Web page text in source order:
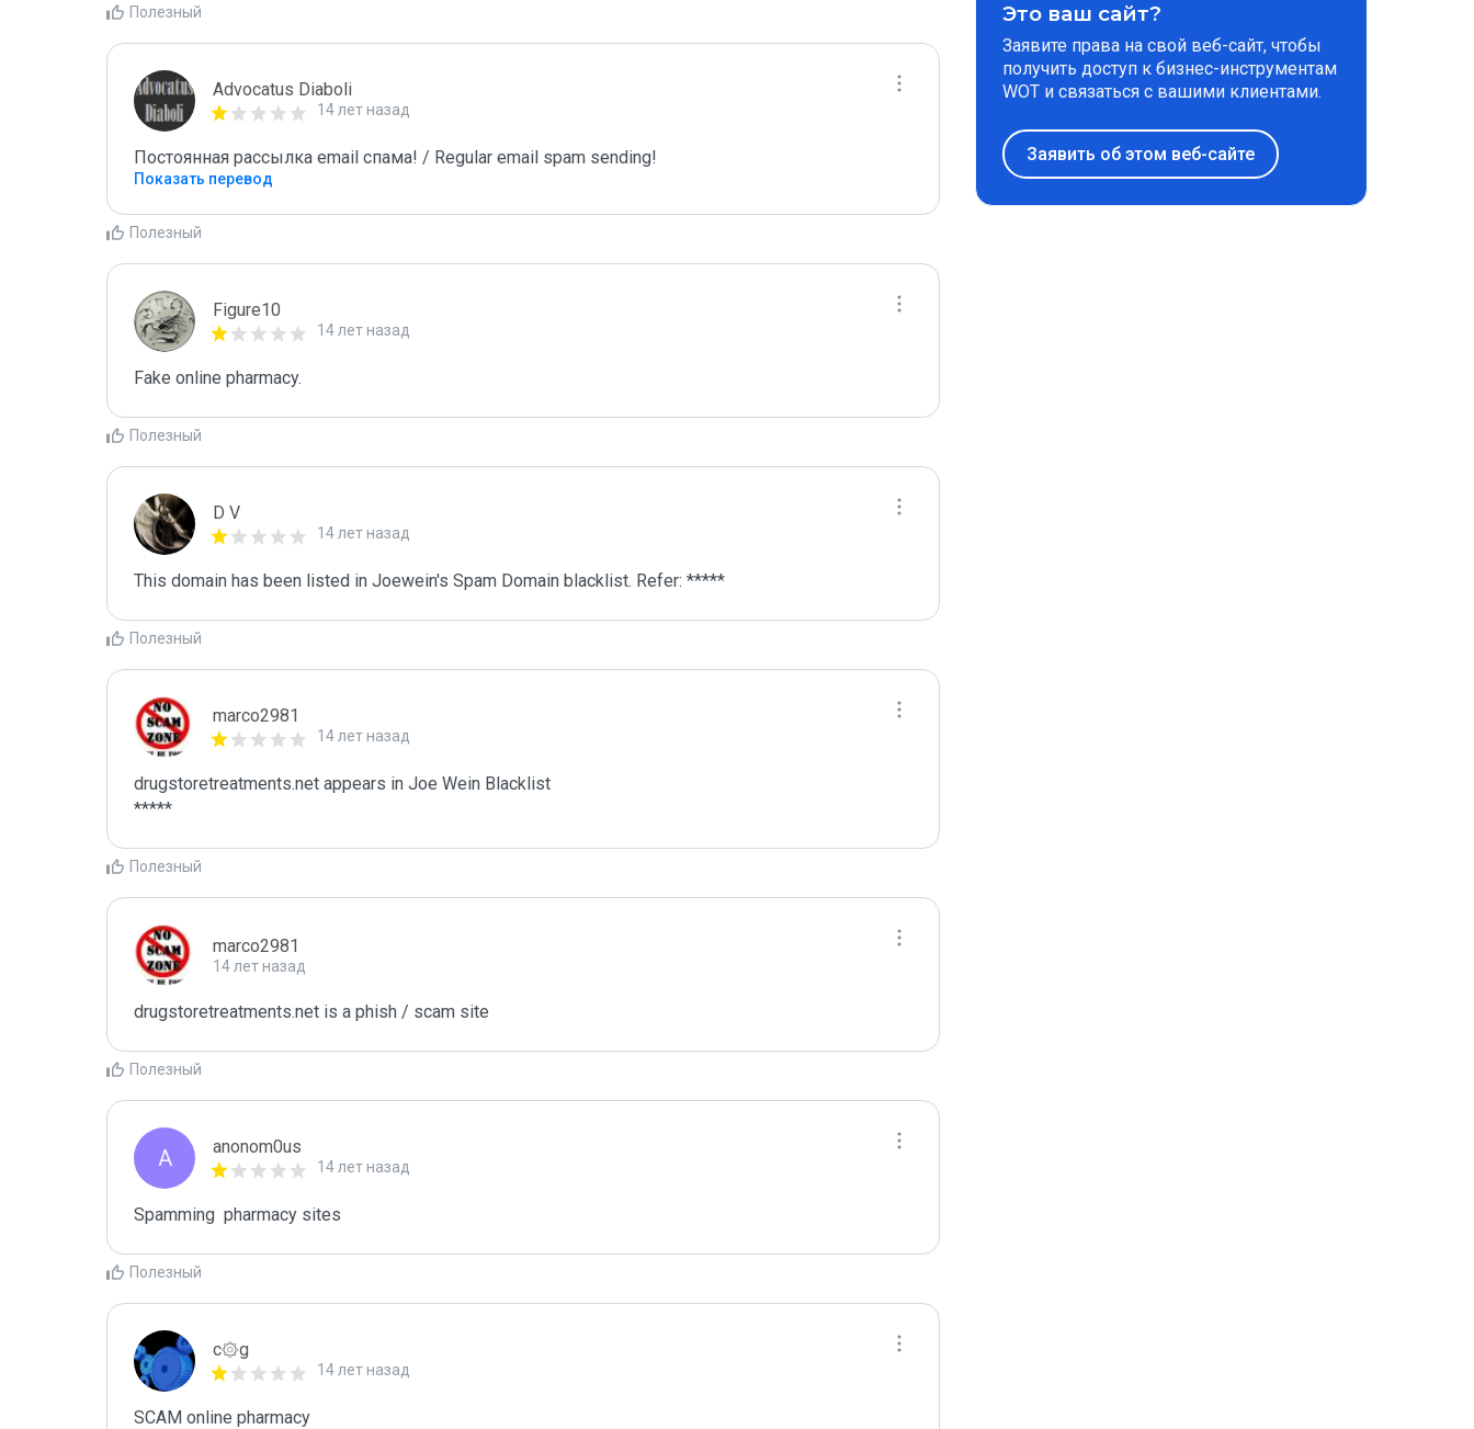
Полезный
Advocatus Diaboli
14 лет назад
Постоянная рассылка email спама! / Regular email spam sending!
Показать перевод
Полезный
Figure10
14 лет назад
Fake online pharmacy.
Полезный
D V
14 лет назад
This domain has been listed in Joewein's Spam Domain blacklist. Refer: *****
Полезный
marco2981
14 лет назад
drugstoretreatments.net appears in Joe Wein Blacklist
*****
Полезный
marco2981
14 лет назад
drugstoretreatments.net is a phish / scam site
Полезный
A anonom0us
14 лет назад
Spamming  pharmacy sites
Полезный
c۞g
14 лет назад
SCAM online pharmacy
Это ваш сайт?
Заявите права на свой веб-сайт, чтобы
получить доступ к бизнес-инструментам
WOT и связаться с вашими клиентами.
Заявить об этом веб-сайте